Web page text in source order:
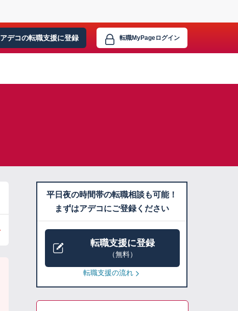
アデコの転職支援に登録 転職MyPageログイン
平日夜の時間帯の転職相談も可能！
まずはアデコにご登録ください
転職支援に登録
（無料）
転職支援の流れ